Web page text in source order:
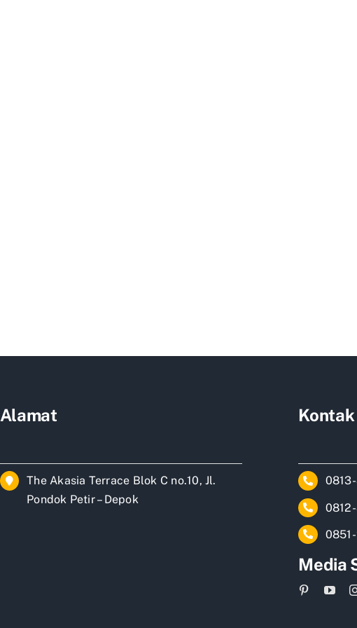
Alamat
The Akasia Terrace Blok C no.10, Jl.
Pondok Petir – Depok
Kontak
Media